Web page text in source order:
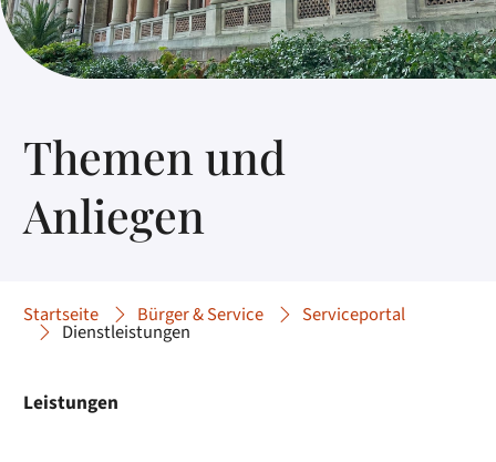
Themen und
Anliegen
Startseite Bürger & Service Serviceportal
Dienstleistungen
Leistungen